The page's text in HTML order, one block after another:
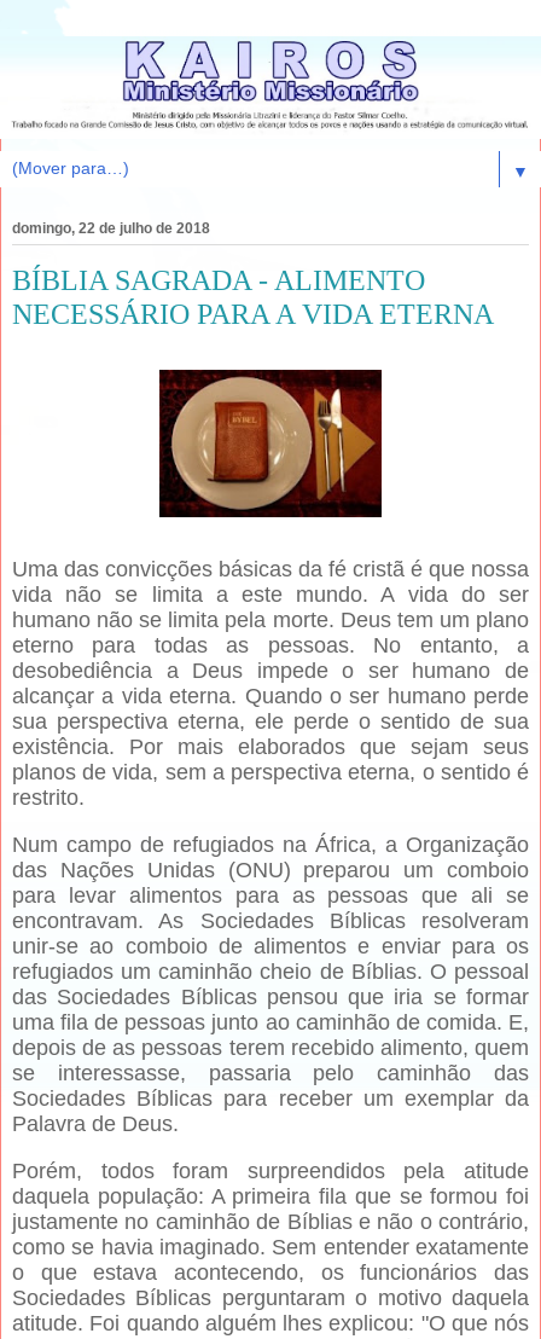
▼
domingo, 22 de julho de 2018
BÍBLIA SAGRADA - ALIMENTO
NECESSÁRIO PARA A VIDA ETERNA
Uma das convicções básicas da fé cristã é que nossa
vida não se limita a este mundo. A vida do ser
humano não se limita pela morte. Deus tem um plano
eterno para todas as pessoas. No entanto, a
desobediência a Deus impede o ser humano de
alcançar a vida eterna. Quando o ser humano perde
sua perspectiva eterna, ele perde o sentido de sua
existência. Por mais elaborados que sejam seus
planos de vida, sem a perspectiva eterna, o sentido é
restrito.
Num campo de refugiados na África, a Organização
das Nações Unidas (ONU) preparou um comboio
para levar alimentos para as pessoas que ali se
encontravam. As Sociedades Bíblicas resolveram
unir-se ao comboio de alimentos e enviar para os
refugiados um caminhão cheio de Bíblias. O pessoal
das Sociedades Bíblicas pensou que iria se formar
uma fila de pessoas junto ao caminhão de comida. E,
depois de as pessoas terem recebido alimento, quem
se interessasse, passaria pelo caminhão das
Sociedades Bíblicas para receber um exemplar da
Palavra de Deus.
Porém, todos foram surpreendidos pela atitude
daquela população: A primeira fila que se formou foi
justamente no caminhão de Bíblias e não o contrário,
como se havia imaginado. Sem entender exatamente
o que estava acontecendo, os funcionários das
Sociedades Bíblicas perguntaram o motivo daquela
atitude. Foi quando alguém lhes explicou: "O que nós